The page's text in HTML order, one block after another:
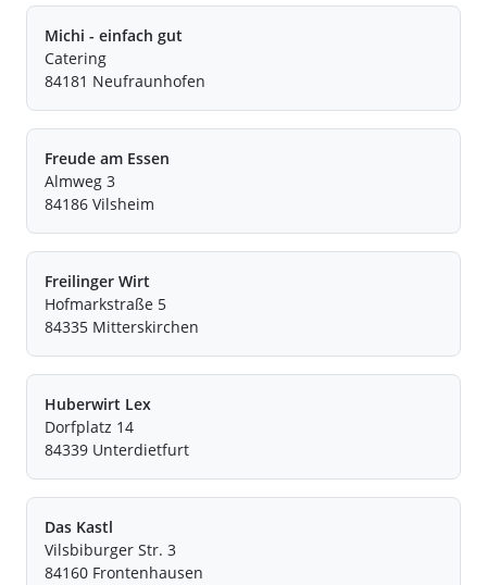
Michi - einfach gut
Catering
84181 Neufraunhofen
Freude am Essen
Almweg 3
84186 Vilsheim
Freilinger Wirt
Hofmarkstraße 5
84335 Mitterskirchen
Huberwirt Lex
Dorfplatz 14
84339 Unterdietfurt
Das Kastl
Vilsbiburger Str. 3
84160 Frontenhausen